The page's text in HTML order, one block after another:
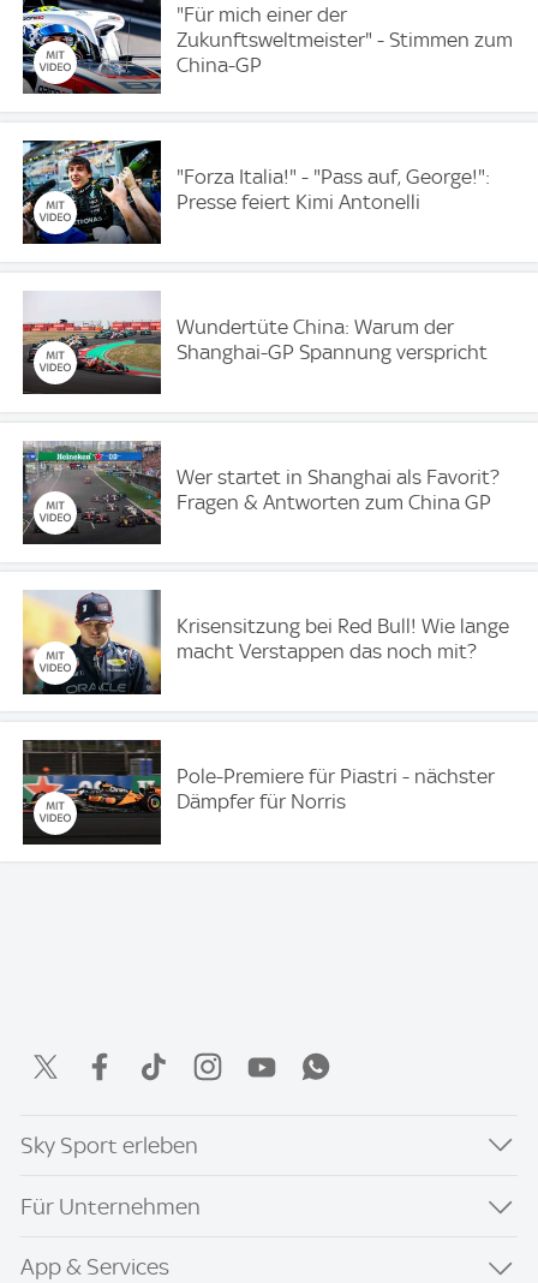
"Für mich einer der
Zukunftsweltmeister" - Stimmen zum
China-GP
"Forza Italia!" - "Pass auf, George!":
Presse feiert Kimi Antonelli
Wundertüte China: Warum der
Shanghai-GP Spannung verspricht
Wer startet in Shanghai als Favorit?
Fragen & Antworten zum China GP
Krisensitzung bei Red Bull! Wie lange
macht Verstappen das noch mit?
Pole-Premiere für Piastri - nächster
Dämpfer für Norris
Sky Sport erleben
Für Unternehmen
App & Services